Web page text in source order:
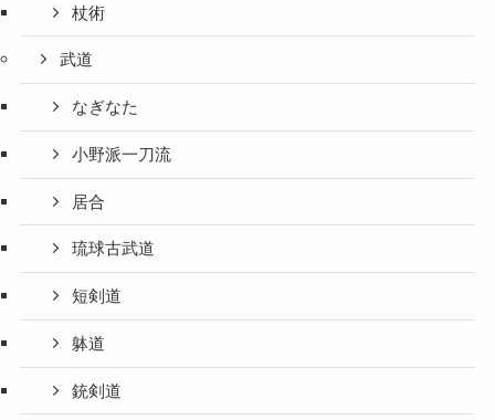
杖術
武道
なぎなた
小野派一刀流
居合
琉球古武道
短剣道
躰道
銃剣道